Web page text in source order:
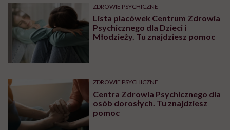
ZDROWIE PSYCHICZNE
Lista placówek Centrum Zdrowia
Psychicznego dla Dzieci i
Młodzieży. Tu znajdziesz pomoc
ZDROWIE PSYCHICZNE
Centra Zdrowia Psychicznego dla
osób dorosłych. Tu znajdziesz
pomoc